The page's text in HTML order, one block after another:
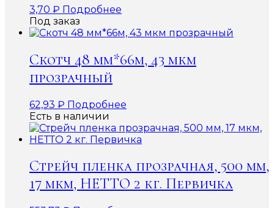
3,70 ₽ Подробнее
Под заказ
Скотч 48 мм*66м, 43 мкм
прозрачный
62,93 ₽ Подробнее
Есть в наличии
Стрейч пленка прозрачная, 500 мм,
17 мкм, НЕТТО 2 кг. Первичка